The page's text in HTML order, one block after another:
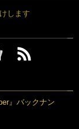
します
』バックナン